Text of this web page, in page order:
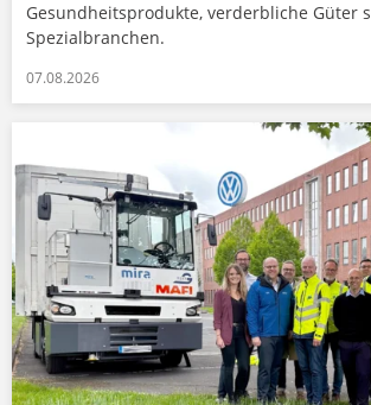
Gesundheitsprodukte, verderbliche Güter
Spezialbranchen.
07.08.2026